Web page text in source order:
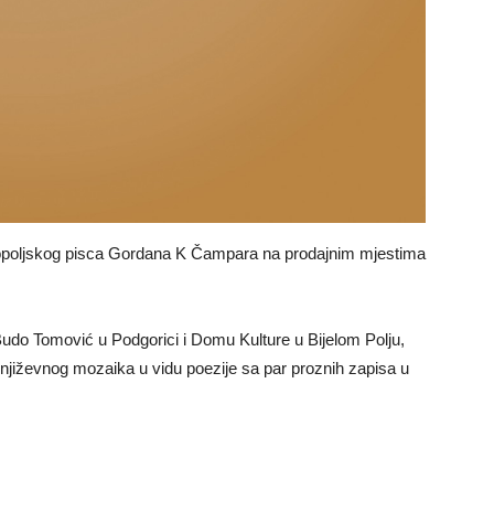
pisca Gordana K Čampara na prodajnim mjestima
Tomović u Podgorici i Domu Kulture u Bijelom Polju,
mozaika u vidu poezije sa par proznih zapisa u